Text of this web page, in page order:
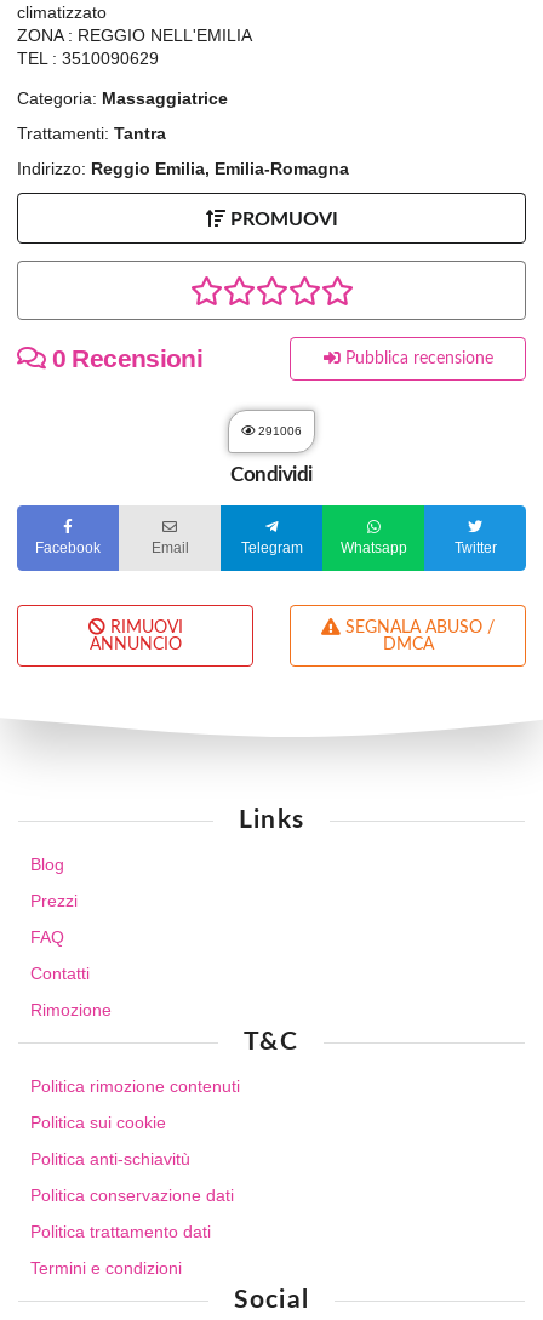
climatizzato
ZONA : REGGIO NELL'EMILIA
TEL : 3510090629
Categoria: Massaggiatrice
Trattamenti: Tantra
Indirizzo: Reggio Emilia, Emilia-Romagna
PROMUOVI
0 Recensioni Pubblica recensione
291006
Condividi
Facebook Email Telegram Whatsapp Twitter
RIMUOVI
ANNUNCIO
DMCA
Links
Blog
Prezzi
FAQ
Contatti
Rimozione
T&C
Politica rimozione contenuti
Politica sui cookie
Politica anti-schiavitù
Politica conservazione dati
Politica trattamento dati
Termini e condizioni
Social